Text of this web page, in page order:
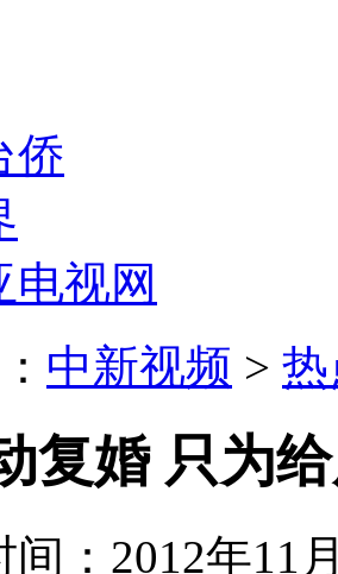
侨
电视网
中新视频 >
复婚 只为
间：2012年11